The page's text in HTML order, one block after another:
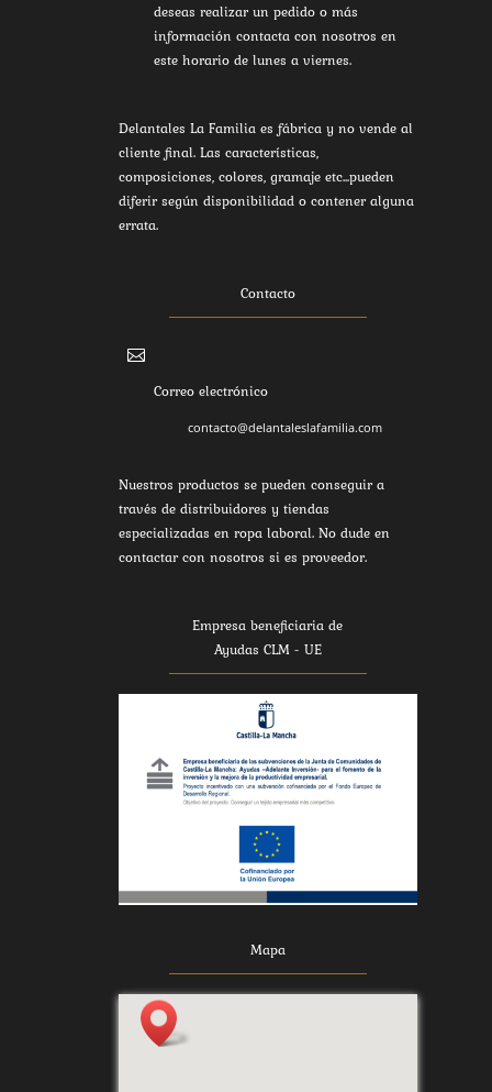
deseas realizar un pedido o más
información contacta con nosotros en
este horario de lunes a viernes.
Delantales La Familia es fábrica y no vende al
cliente final. Las características,
composiciones, colores, gramaje etc...pueden
diferir según disponibilidad o contener alguna
errata.
Contacto

Correo electrónico
contacto@delantaleslafamilia.com
Nuestros productos se pueden conseguir a
través de distribuidores y tiendas
especializadas en ropa laboral. No dude en
contactar con nosotros si es proveedor.
Empresa beneficiaria de
Ayudas CLM - UE
Mapa